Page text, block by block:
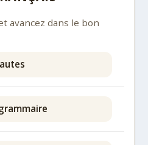
avancez dans le bon